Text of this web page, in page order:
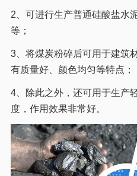
2、可进行生产普通硅酸盐水
等；
3、将煤炭粉碎后可用于建筑
有质量好、颜色均匀等特点；
4、除此之外，还可用于生产
度，作用效果非常好。